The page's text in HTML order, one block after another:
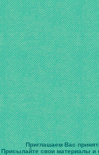
Приглашаем Вас
Присылайте свои материалы и